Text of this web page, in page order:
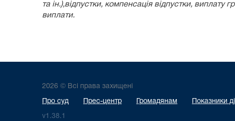
та ін.),відпустки, компенсація відпустки,
виплати.
2026 © Всі права захищені
Про суд Прес-центр Громадянам Показники
v1.38.1